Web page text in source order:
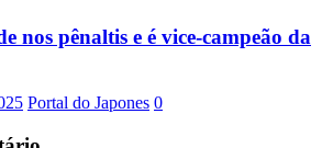
nos pênaltis e é vice-campeão da
Portal do Japones 0